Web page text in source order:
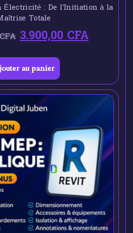
Électricité : De l’Initiation à la
Totale
3.900,00CFA
au panier